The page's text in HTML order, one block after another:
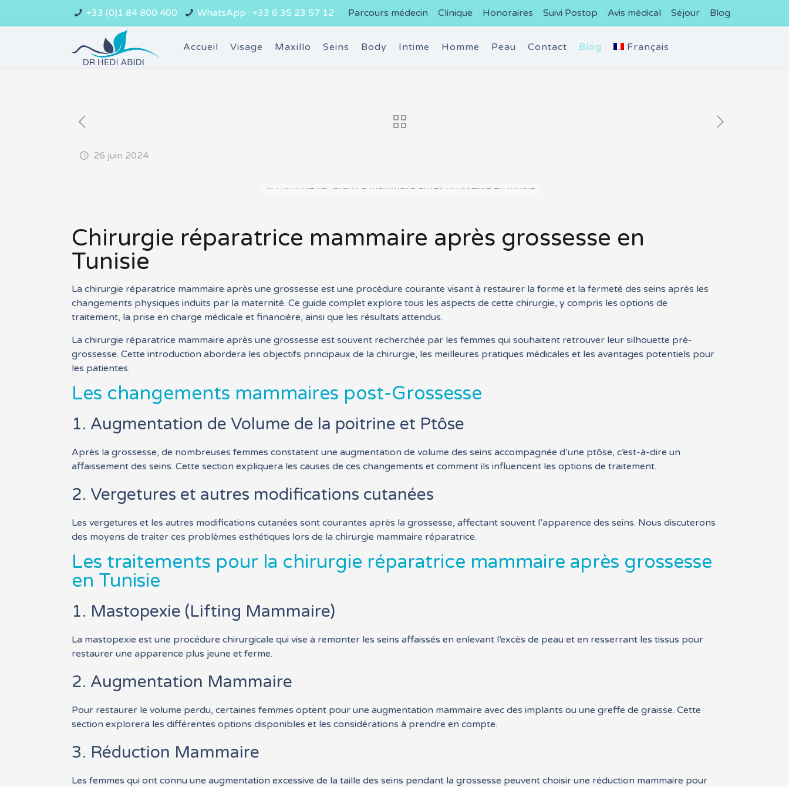
+33 (0)1 84 800 400 WhatsApp : +33 6 35 23 57 12 Parcours médecin Clinique Honoraires Suivi Postop Avis médical Séjour Blog
Accueil Visage Maxillo Seins Body Intime Homme Peau Contact Blog Français
26 juin 2024
Chirurgie réparatrice mammaire après grossesse en
Tunisie
La chirurgie réparatrice mammaire après une grossesse est une procédure courante visant à restaurer la forme et la fermeté des seins après les
changements physiques induits par la maternité. Ce guide complet explore tous les aspects de cette chirurgie, y compris les options de
traitement, la prise en charge médicale et financière, ainsi que les résultats attendus.
La chirurgie réparatrice mammaire après une grossesse est souvent recherchée par les femmes qui souhaitent retrouver leur silhouette pré-
grossesse. Cette introduction abordera les objectifs principaux de la chirurgie, les meilleures pratiques médicales et les avantages potentiels pour
les patientes.
Les changements mammaires post-Grossesse
1. Augmentation de Volume de la poitrine et Ptôse
Après la grossesse, de nombreuses femmes constatent une augmentation de volume des seins accompagnée d’une ptôse, c’est-à-dire un
affaissement des seins. Cette section expliquera les causes de ces changements et comment ils influencent les options de traitement.
2. Vergetures et autres modifications cutanées
Les vergetures et les autres modifications cutanées sont courantes après la grossesse, affectant souvent l’apparence des seins. Nous discuterons
des moyens de traiter ces problèmes esthétiques lors de la chirurgie mammaire réparatrice.
Les traitements pour la chirurgie réparatrice mammaire après grossesse
en Tunisie
1. Mastopexie (Lifting Mammaire)
La mastopexie est une procédure chirurgicale qui vise à remonter les seins affaissés en enlevant l’excès de peau et en resserrant les tissus pour
restaurer une apparence plus jeune et ferme.
2. Augmentation Mammaire
Pour restaurer le volume perdu, certaines femmes optent pour une augmentation mammaire avec des implants ou une greffe de graisse. Cette
section explorera les différentes options disponibles et les considérations à prendre en compte.
3. Réduction Mammaire
Les femmes qui ont connu une augmentation excessive de la taille des seins pendant la grossesse peuvent choisir une réduction mammaire pour